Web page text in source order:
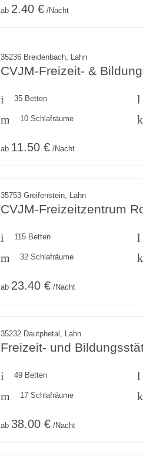
ab 2.40 € /Nacht
35236 Breidenbach, Lahn
CVJM-Freizeit- &
35 Betten
10 Schlafräume
ab 11.50 € /Nacht
35753 Greifenstein, Lahn
CVJM-Freizeitzentrum
115 Betten
32 Schlafräume
ab 23.40 € /Nacht
35232 Dautphetal, Lahn
Freizeit- und
49 Betten
17 Schlafräume
ab 38.00 € /Nacht